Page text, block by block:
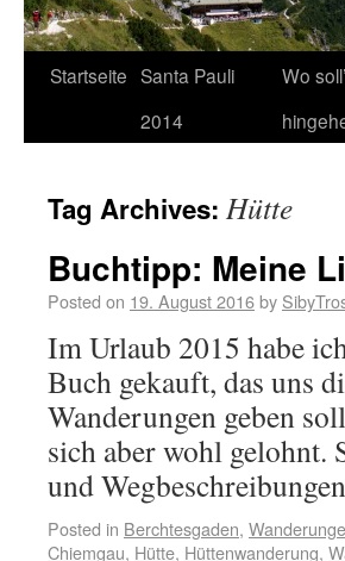
Startseite Santa Pauli
2014
Wo
Tag Archives: Hütte
Buchtipp: Meine
Posted on 19. August 2016by
Im Urlaub 2015 habe
Buch gekauft, das uns
Wanderungen geben
sich aber wohl gelohnt.
und
Posted in Berchtesgaden,
Chiemgau, Hütte, Hüttenwanderung,